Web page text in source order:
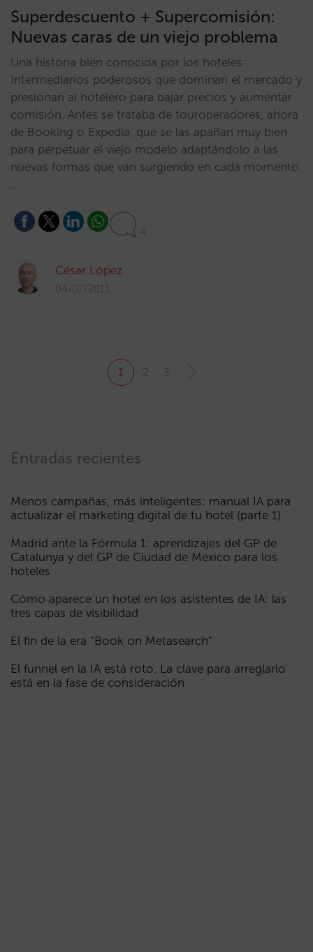
Superdescuento + Supercomisión:
Nuevas caras de un viejo problema
Una historia bien conocida por los hoteles:
Intermediarios poderosos que dominan el mercado y
presionan al hotelero para bajar precios y aumentar
comisión. Antes se trataba de touroperadores, ahora
de Booking o Expedia, que se las apañan muy bien
para perpetuar el viejo modelo adaptándolo a las
nuevas formas que van surgiendo en cada momento.
…
4
César López
04/07/2011
1 2 3
Entradas recientes
Menos campañas, más inteligentes: manual IA para
actualizar el marketing digital de tu hotel (parte 1)
Madrid ante la Fórmula 1: aprendizajes del GP de
Catalunya y del GP de Ciudad de México para los
hoteles
Cómo aparece un hotel en los asistentes de IA: las
tres capas de visibilidad
El fin de la era “Book on Metasearch”
El funnel en la IA está roto. La clave para arreglarlo
está en la fase de consideración